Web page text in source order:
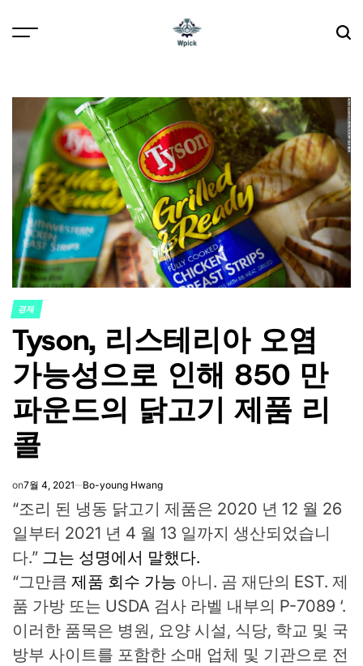
POSTED
IN
경제
Tyson, 리스테리아 오염
가능성으로 인해 850 만
파운드의 닭고기 제품 리
콜
on7월 4, 2021 Bo-young Hwang
“조리 된 냉동 닭고기 제품은 2020 년 12 월 26
일부터 2021 년 4 월 13 일까지 생산되었습니
다.” 그는 성명에서 말했다.
“그만큼 제품 회수 가능 아니. 곰 재단의 EST. 제
품 가방 또는 USDA 검사 라벨 내부의 P-7089 ‘.
이러한 품목은 병원, 요양 시설, 식당, 학교 및 국
방부 사이트를 포함한 소매 업체 및 기관으로 전